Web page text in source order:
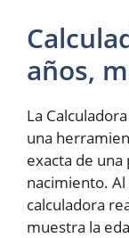
años,
La
una
exacta de
nacimiento.
calculadora
muestra la